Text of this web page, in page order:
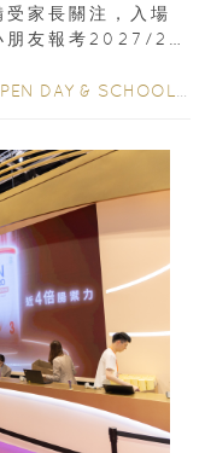
家長關注，入場
朋友報考2027/28
DAY & SCHOOL EVENTS